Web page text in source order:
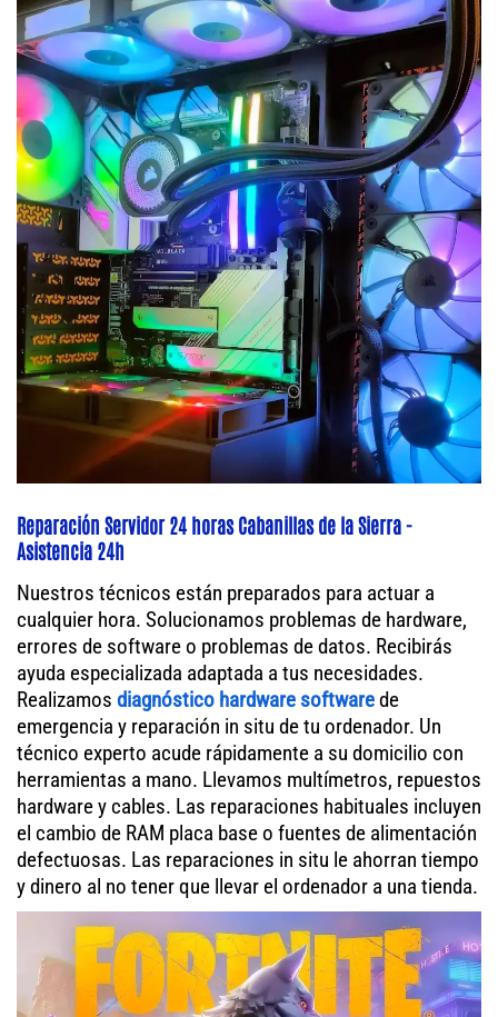
Reparación Servidor 24 horas Cabanillas de la Sierra -
Asistencia 24h
Nuestros técnicos están preparados para actuar a
cualquier hora. Solucionamos problemas de hardware,
errores de software o problemas de datos. Recibirás
ayuda especializada adaptada a tus necesidades.
Realizamos diagnóstico hardware softwarede
emergencia y reparación in situ de tu ordenador. Un
técnico experto acude rápidamente a su domicilio con
herramientas a mano. Llevamos multímetros, repuestos
hardware y cables. Las reparaciones habituales incluyen
el cambio de RAM placa base o fuentes de alimentación
defectuosas. Las reparaciones in situ le ahorran tiempo
y dinero al no tener que llevar el ordenador a una tienda.